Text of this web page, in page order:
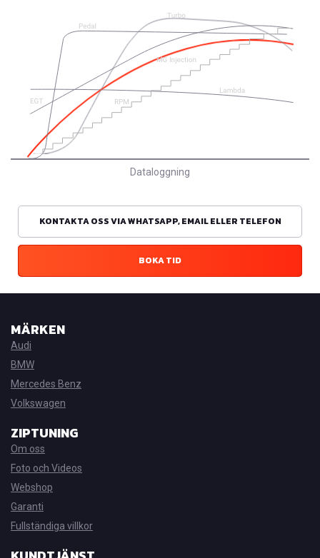
Dataloggning
KONTAKTA OSS VIA WHATSAPP, EMAIL ELLER TELEFON
BOKA TID
MÄRKEN
Audi
BMW
Mercedes Benz
Volkswagen
ZIPTUNING
Om oss
Foto och Videos
Webshop
Garanti
Fullständiga villkor